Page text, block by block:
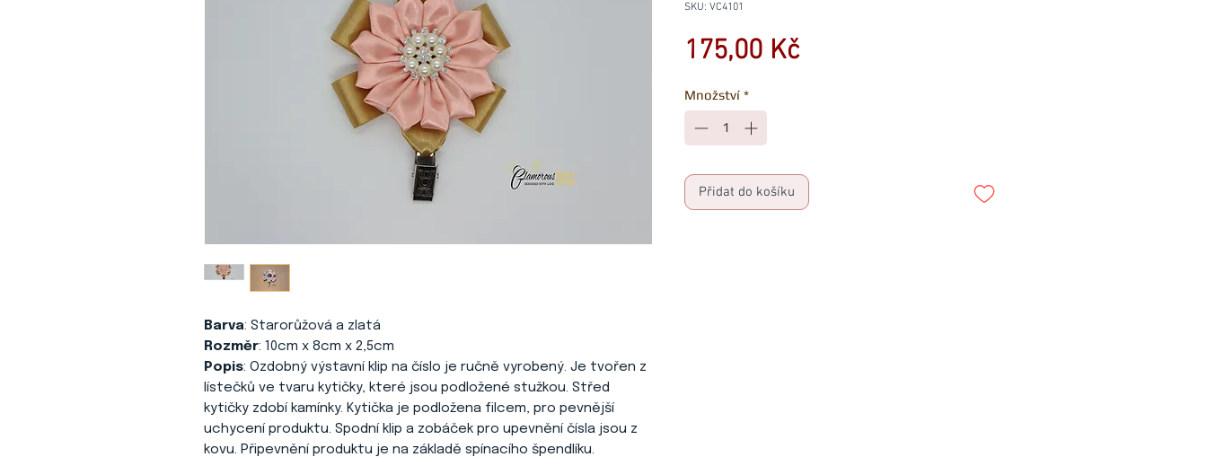
Barva: Starorůžová a zlatá
Rozměr: 10cm x 8cm x 2,5cm
Popis: Ozdobný výstavní klip na číslo je ručně vyrobený. Je tvořen z
lístečků ve tvaru kytičky, které jsou podložené stužkou. Střed
kytičky zdobí kamínky. Kytička je podložena filcem, pro pevnější
uchycení produktu. Spodní klip a zobáček pro upevnění čísla jsou z
kovu. Připevnění produktu je na základě spínacího špendlíku.
SKU: VC4101
175,00 KčCena
Množství *
Přidat do košíku